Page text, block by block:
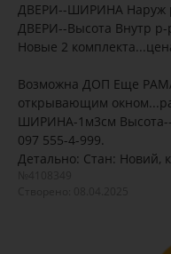
ДВЕРИ--ШИРИНА Наруж
ДВЕРИ--Высота Внутр
Новые 2
Возможна ДОП Еще
открывающим
ШИРИНА-1м3см
097 555-4-999.
Детально: Стан: Новий,